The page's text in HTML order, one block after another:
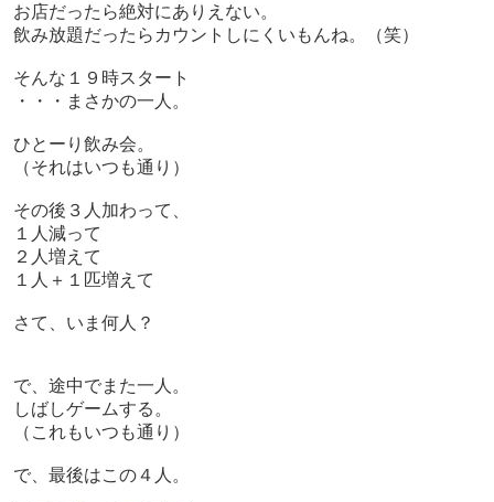
お店だったら絶対にありえない。
飲み放題だったらカウントしにくいもんね。（笑）
そんな１９時スタート
・・・まさかの一人。
ひとーり飲み会。
（それはいつも通り）
その後３人加わって、
１人減って
２人増えて
１人＋１匹増えて
さて、いま何人？
で、 途中でまた一人。
しばしゲームする。
（これもいつも通り）
で、最後はこの４人。